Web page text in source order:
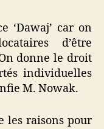
‘Dawaj’ car on
d’être
donne le droit
individuelles
M. Nowak.
les raisons pour